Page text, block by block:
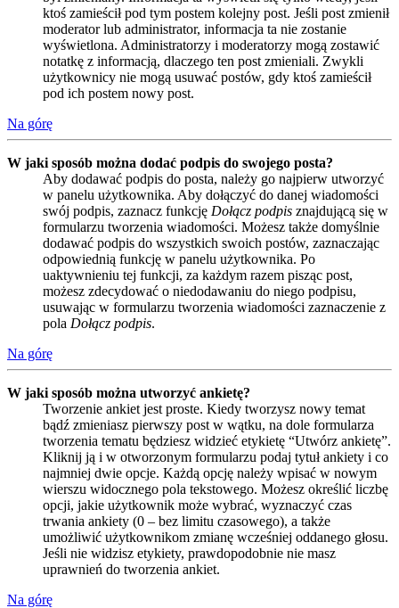
ktoś zamieścił pod tym postem kolejny post. Jeśli post zmienił
moderator lub administrator, informacja ta nie zostanie
wyświetlona. Administratorzy i moderatorzy mogą zostawić
notatkę z informacją, dlaczego ten post zmieniali. Zwykli
użytkownicy nie mogą usuwać postów, gdy ktoś zamieścił
pod ich postem nowy post.
Na górę
W jaki sposób można dodać podpis do swojego posta?
Aby dodawać podpis do posta, należy go najpierw utworzyć
w panelu użytkownika. Aby dołączyć do danej wiadomości
swój podpis, zaznacz funkcję Dołącz podpis znajdującą się w
formularzu tworzenia wiadomości. Możesz także domyślnie
dodawać podpis do wszystkich swoich postów, zaznaczając
odpowiednią funkcję w panelu użytkownika. Po
uaktywnieniu tej funkcji, za każdym razem pisząc post,
możesz zdecydować o niedodawaniu do niego podpisu,
usuwając w formularzu tworzenia wiadomości zaznaczenie z
pola Dołącz podpis.
Na górę
W jaki sposób można utworzyć ankietę?
Tworzenie ankiet jest proste. Kiedy tworzysz nowy temat
bądź zmieniasz pierwszy post w wątku, na dole formularza
tworzenia tematu będziesz widzieć etykietę “Utwórz ankietę”.
Kliknij ją i w otworzonym formularzu podaj tytuł ankiety i co
najmniej dwie opcje. Każdą opcję należy wpisać w nowym
wierszu widocznego pola tekstowego. Możesz określić liczbę
opcji, jakie użytkownik może wybrać, wyznaczyć czas
trwania ankiety (0 – bez limitu czasowego), a także
umożliwić użytkownikom zmianę wcześniej oddanego głosu.
Jeśli nie widzisz etykiety, prawdopodobnie nie masz
uprawnień do tworzenia ankiet.
Na górę